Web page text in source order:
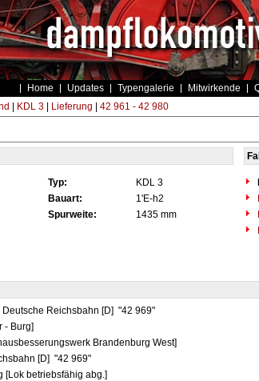
Home Updates Typengalerie Mitwirkende
KDL 3| Lieferung 42 961 - 42 980
Typ: KDL 3
Bauart: 1'E-h2
Spurweite: 1435 mm
Reichsbahn [D] "42 969"
- Burg]
Brandenburg West]
[D] "42 969"
[Lok betriebsfähig abg.]